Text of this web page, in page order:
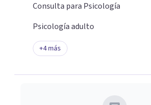
Consulta para Psicología
Psicología adulto
+4más